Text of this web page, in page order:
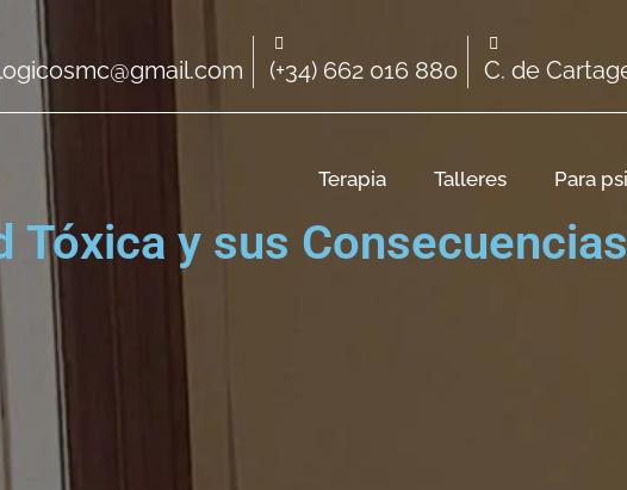
(+34) 662 016 880 C. de
Terapia Talleres Para
Tóxica y sus Consecuencias